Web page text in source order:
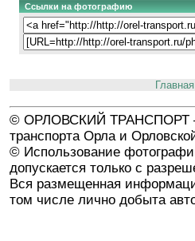
Ссылки на фотографию
Главная
© ОРЛОВСКИЙ ТРАНСПОРТ —
транспорта Орла и
© Использование
допускается только с
Вся размещенная
том числе лично добыта